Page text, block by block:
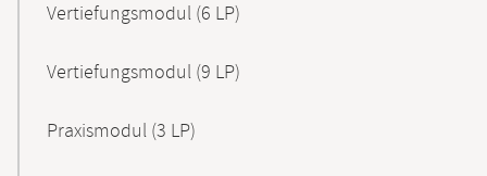
Vertiefungsmodul (6 LP)
Vertiefungsmodul (9 LP)
Praxismodul (3 LP)